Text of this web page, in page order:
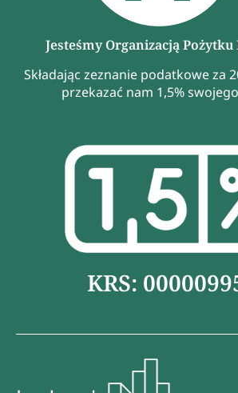
Jesteśmy Organizacją Pożytku
Składając zeznanie podatkowe za
przekazać nam 1,5%
KRS: